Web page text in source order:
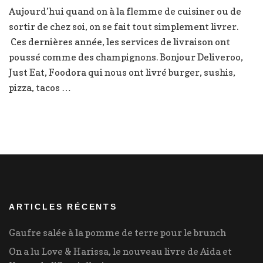
testé
Epicery
Aujourd’hui quand on à la flemme de cuisiner ou de
sortir de chez soi, on se fait tout simplement livrer.
Ces dernières année, les services de livraison ont
poussé comme des champignons. Bonjour Deliveroo,
Just Eat, Foodora qui nous ont livré burger, sushis,
pizza, tacos …
ARTICLES RÉCENTS
Gaufre salée à la pomme de terre pour le brunch
On a lu Love & Harissa, le nouveau livre de Aida et